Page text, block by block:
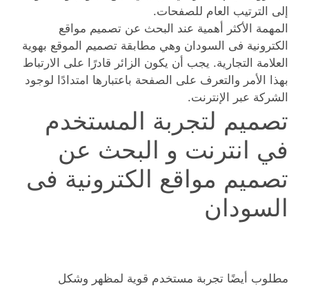
إلى الترتيب العام للصفحات.
المهمة الأكثر أهمية عند البحث عن تصميم مواقع
الكترونية فى السودان وهي مطابقة تصميم الموقع بهوية
العلامة التجارية. يجب أن يكون الزائر قادرًا على الارتباط
بهذا الأمر والتعرف على الصفحة باعتبارها امتدادًا لوجود
الشركة عبر الإنترنت.
تصميم لتجربة المستخدم
في انترنت و البحث عن
تصميم مواقع الكترونية فى
السودان
مطلوب أيضًا تجربة مستخدم قوية لمظهر وشكل